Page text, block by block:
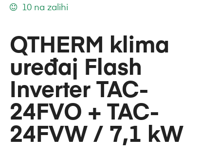
QTHERM klima
uređaj Flash
Inverter TAC-
24FVO + TAC-
24FVW / 7,1 kW
10 na zalihi